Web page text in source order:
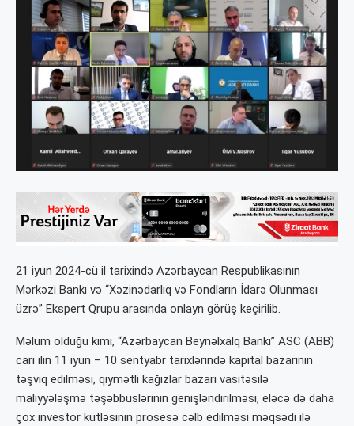
21 iyun 2024-cü il tarixində Azərbaycan Respublikasının
Mərkəzi Bankı və “Xəzinədarlıq və Fondların İdarə Olunması
üzrə” Ekspert Qrupu arasında onlayn görüş keçirilib.
Məlum olduğu kimi, “Azərbaycan Beynəlxalq Bankı” ASC (ABB)
cari ilin 11 iyun – 10 sentyabr tarixlərində kapital bazarının
təşviq edilməsi, qiymətli kağızlar bazarı vasitəsilə
maliyyələşmə təşəbbüslərinin genişləndirilməsi, eləcə də daha
çox investor kütləsinin prosesə cəlb edilməsi məqsədi ilə